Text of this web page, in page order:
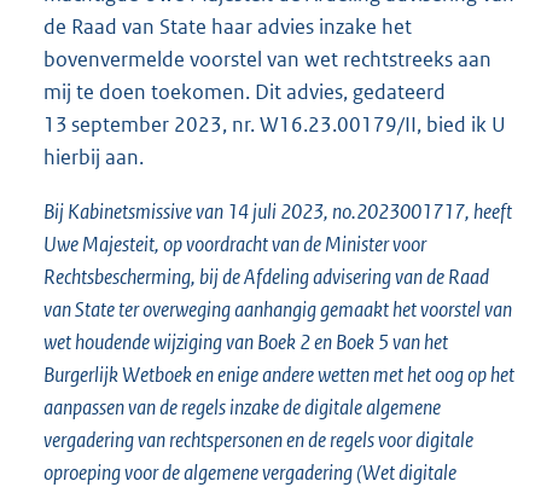
de Raad van State haar advies inzake het
bovenvermelde voorstel van wet rechtstreeks aan
mij te doen toekomen. Dit advies, gedateerd
13 september 2023, nr. W16.23.00179/II, bied ik U
hierbij aan.
Bij Kabinetsmissive van 14 juli 2023, no.2023001717, heeft
Uwe Majesteit, op voordracht van de Minister voor
Rechtsbescherming, bij de Afdeling advisering van de Raad
van State ter overweging aanhangig gemaakt het voorstel van
wet houdende wijziging van Boek 2 en Boek 5 van het
Burgerlijk Wetboek en enige andere wetten met het oog op het
aanpassen van de regels inzake de digitale algemene
vergadering van rechtspersonen en de regels voor digitale
oproeping voor de algemene vergadering (Wet digitale